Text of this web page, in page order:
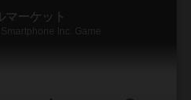
マーケット
Inc. Game